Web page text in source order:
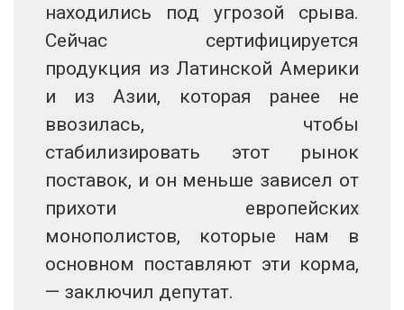
находились под угрозой срыва.
Сейчас сертифицируется
продукция из Латинской Америки
и из Азии, которая ранее не
ввозилась, чтобы
стабилизировать этот рынок
поставок, и он меньше зависел от
прихоти европейских
монополистов, которые нам в
основном поставляют эти корма,
— заключил депутат.